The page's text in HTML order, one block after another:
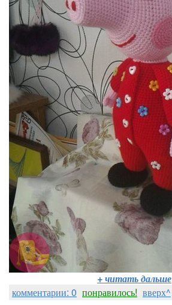
+ читать дальше
комментарии: 0 понравилось! вверх^